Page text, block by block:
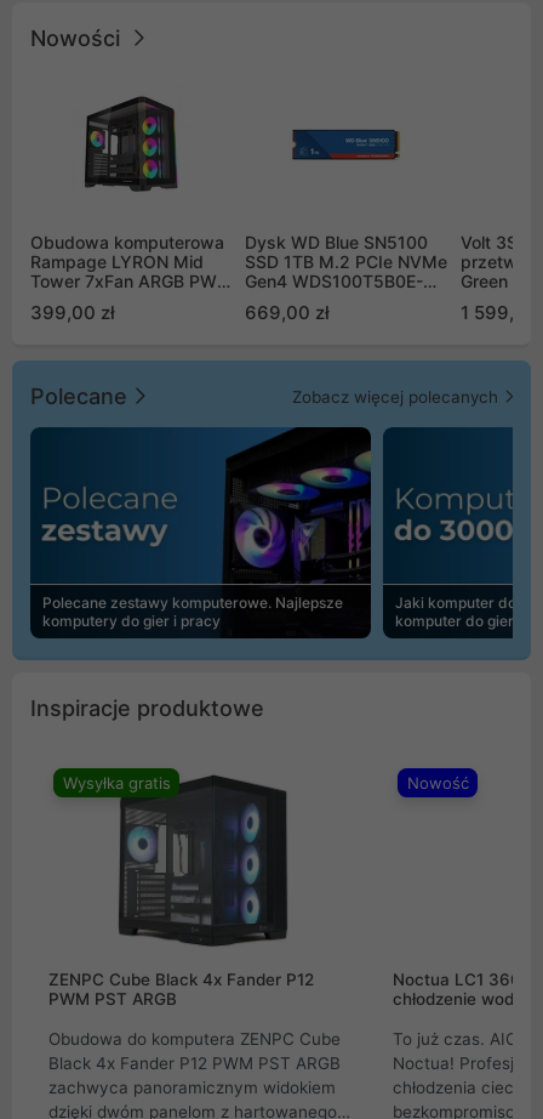
Nowości
Obudowa komputerowa
Rampage LYRON Mid
Tower 7xFan ARGB PWM
399,00 zł
Dysk WD Blue SN5100
SSD 1TB M.2 PCIe NVMe
Gen4 WDS100T5B0E-
669,00 zł
Volt
Green
1 599,00
Polecane Zobacz więcej polecanych
Polecane zestawy komputerowe. Najlepsze
komputery do gier i pracy
Jaki komputer do
komputer do gier |
Inspiracje produktowe
Wysyłka gratis
ZENPC Cube Black 4x Fander P12
PWM PST ARGB
Obudowa do komputera ZENPC Cube
Black 4x Fander P12 PWM PST ARGB
zachwyca panoramicznym widokiem
dzięki dwóm panelom z hartowanego
Nowość
Noctua LC1
chłodzenie wodne
To już czas. AIO
Noctua!
chłodzenia cieczą